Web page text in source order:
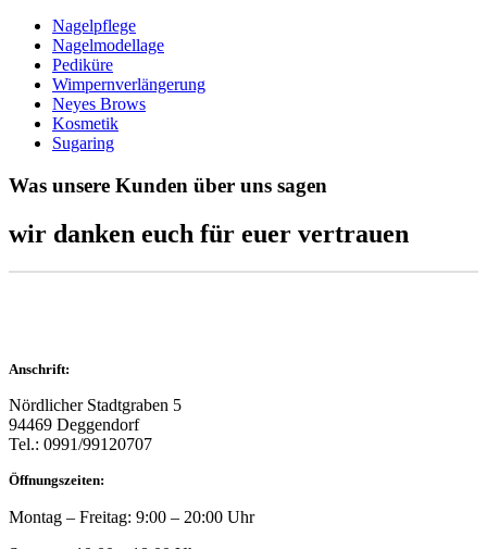
Nagelpflege
Nagelmodellage
Pediküre
Wimpernverlängerung
Neyes Brows
Kosmetik
Sugaring
Was unsere Kunden über uns sagen
wir danken euch für euer vertrauen
Anschrift:
Nördlicher Stadtgraben 5
94469 Deggendorf
Tel.: 0991/99120707
Öffnungszeiten:
Montag – Freitag: 9:00 – 20:00 Uhr